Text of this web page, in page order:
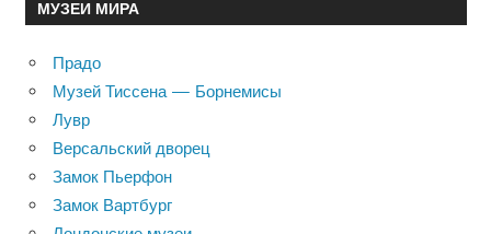
МУЗЕИ МИРА
Прадо
Музей Тиссена — Борнемисы
Лувр
Версальский дворец
Замок Пьерфон
Замок Вартбург